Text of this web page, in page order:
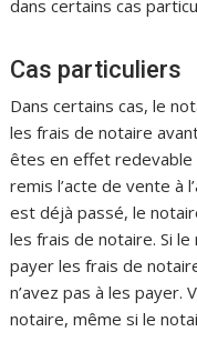
dans certains cas
Cas particuliers
Dans certains cas, le
les frais de notaire
êtes en effet redevable
remis l’acte de vente à
est déjà passé, le
les frais de notaire. Si
payer les frais de
n’avez pas à les
notaire, même si le